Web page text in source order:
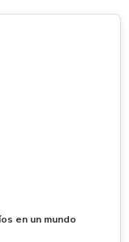
en un mundo